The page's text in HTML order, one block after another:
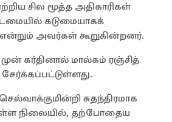
சில மூத்த அதிகாரிகள்
கடுமையாகக்
என்றும் அவர்கள் கூறுகின்றனர்.
கர்தினால் மால்கம் ரஞ்சித்
சுதந்திரமாக
நிலையில், தற்போதைய